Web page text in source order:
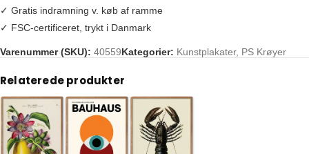
✓ Gratis indramning v. køb af ramme
✓ FSC-certificeret, trykt i Danmark
Varenummer (SKU): 40559Kategorier: Kunstplakater, PS Krøyer
Tags: 1895, dansk kunst, Fra Københavns Børs (1895),
Relaterede produkter